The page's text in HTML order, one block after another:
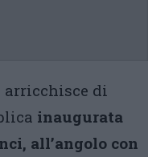
arricchisce di
inaugurata
all’angolo con